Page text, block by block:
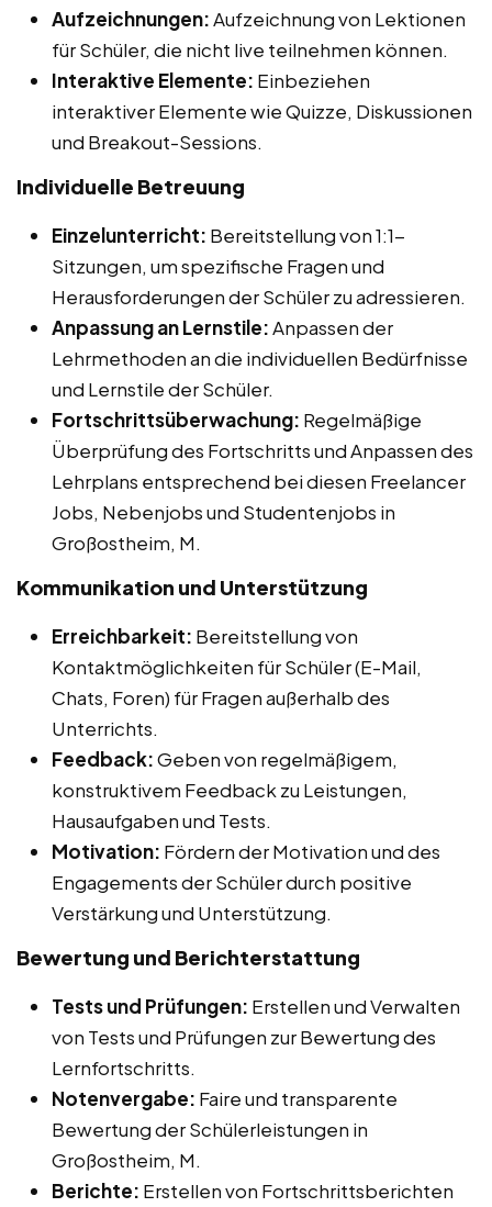
Aufzeichnungen:Aufzeichnung von Lektionen
für Schüler, die nicht live teilnehmen können.
Interaktive Elemente: Einbeziehen
interaktiver Elemente wie Quizze, Diskussionen
und Breakout-Sessions.
Individuelle Betreuung
Einzelunterricht: Bereitstellung von 1:1-
Sitzungen, um spezifische Fragen und
Herausforderungen der Schüler zu adressieren.
Anpassung an Lernstile:Anpassen der
Lehrmethoden an die individuellen Bedürfnisse
und Lernstile der Schüler.
Fortschrittsüberwachung: Regelmäßige
Überprüfung des Fortschritts und Anpassen des
Lehrplans entsprechend bei diesen Freelancer
Jobs, Nebenjobs und Studentenjobs in
Großostheim, M.
Kommunikation und Unterstützung
Erreichbarkeit: Bereitstellung von
Kontaktmöglichkeiten für Schüler (E-Mail,
Chats, Foren) für Fragen außerhalb des
Unterrichts.
Feedback:Geben von regelmäßigem,
konstruktivem Feedback zu Leistungen,
Hausaufgaben und Tests.
Motivation: Fördern der Motivation und des
Engagements der Schüler durch positive
Verstärkung und Unterstützung.
Bewertung und Berichterstattung
Tests und Prüfungen: Erstellen und Verwalten
von Tests und Prüfungen zur Bewertung des
Lernfortschritts.
Notenvergabe: Faire und transparente
Bewertung der Schülerleistungen in
Großostheim, M.
Berichte: Erstellen von Fortschrittsberichten